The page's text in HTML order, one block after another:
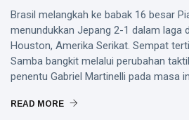
Brasil melangkah ke babak 16 besar
menundukkan Jepang 2-1 dalam laga
Houston, Amerika Serikat. Sempat
Samba bangkit melalui perubahan
penentu Gabriel Martinelli pada masa
READ MORE